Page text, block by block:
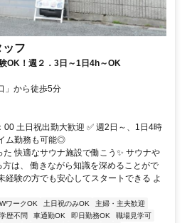
フ
OK！週２．3日～1日4h～OK
」から徒歩5分
土日祝出勤大歓迎 ✅ 週2日～、1日4時
ム勤務も可能◎
快適なサウナ施設で働こう✨ サウナや
は、 働きながら知識を深めることがで
経験の方でも安心してスタートできる よ
ワークOK 土日祝のみOK
主婦・主夫歓迎
学歴不問 車通勤OK 即日勤務OK
職場見学可